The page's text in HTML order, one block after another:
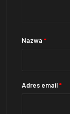
Nazwa*
Adres email*